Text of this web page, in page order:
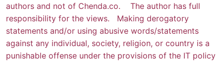
authors and not of Chenda.co. The author has full
responsibility for the views. Making derogatory
statements and/or using abusive words/statements
against any individual, society, religion, or country is a
punishable offense under the provisions of the IT policy